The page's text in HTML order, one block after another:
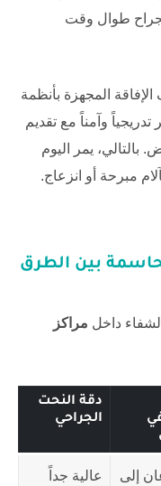
طوال وقت
المجهزة بأنظمة
وآمناً مع تقديم
بالتالي، يمر اليوم
مبرحة أو انزعاج.
بين الطرق
داخل مراكز
دقة النحت
الجراحي
إلى
عالية جداً